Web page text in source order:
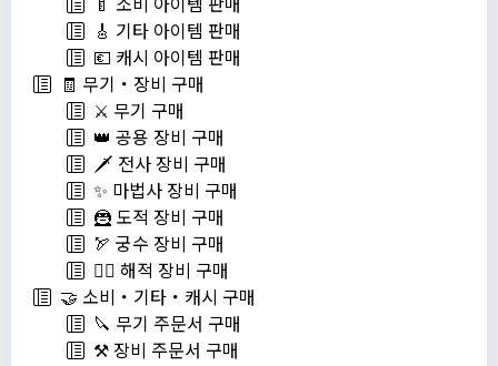
🎸 기타 아이템 판매
💶 캐시 아이템 판매
🧾 무기・장비 구매
⚔️ 무기 구매
👑 공용 장비 구매
🗡️ 전사 장비 구매
✨ 마법사 장비 구매
🦹 도적 장비 구매
🏹 궁수 장비 구매
🏴‍☠️ 해적 장비 구매
🤝 소비・기타・캐시 구매
🔪 무기 주문서 구매
⚒️ 장비 주문서 구매